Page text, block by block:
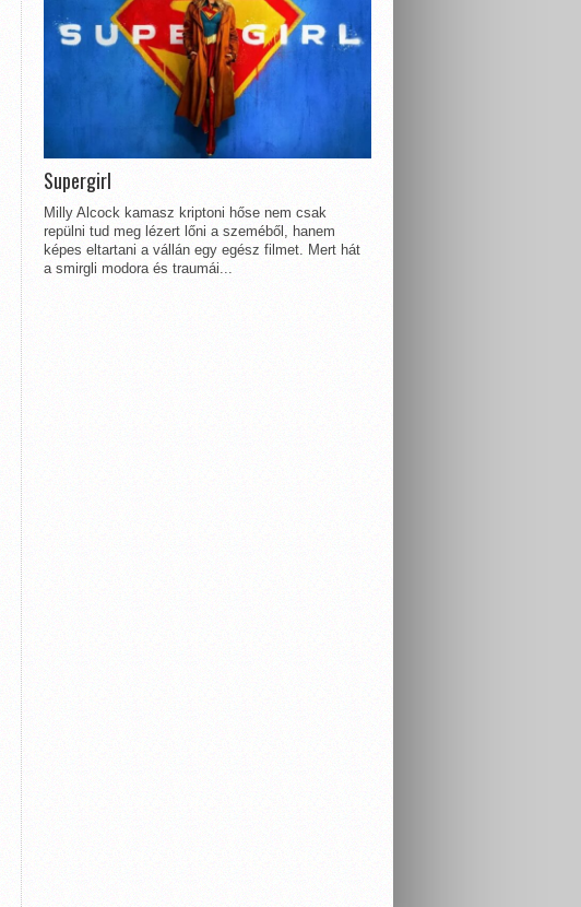
Supergirl
Milly Alcock kamasz kriptoni hőse nem csak
repülni tud meg lézert lőni a szeméből, hanem
képes eltartani a vállán egy egész filmet. Mert hát
a smirgli modora és traumái...